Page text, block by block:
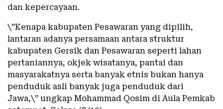
dan kepercayaan.
\”Kenapa kabupaten Pesawaran yang dipilih,
lantaran adanya persamaan antara struktur
kabupaten Gersik dan Pesawaran seperti lahan
pertaniannya, okjek wisatanya, pantai dan
masyarakatnya serta banyak etnis bukan hanya
penduduk asli banyak juga penduduk dari
Jawa,\” ungkap Mohammad Qosim di Aula Pemkab